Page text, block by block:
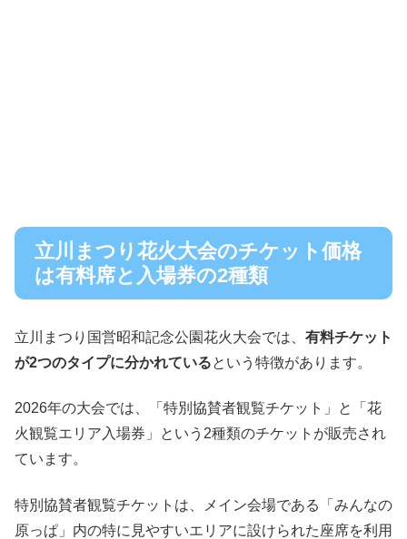
立川まつり花火大会のチケット価格
は有料席と入場券の2種類
立川まつり国営昭和記念公園花火大会では、 有料チケット
が2つのタイプに分かれているという特徴があります。
2026年の大会では、「特別協賛者観覧チケット」と「花
火観覧エリア入場券」という2種類のチケットが販売され
ています。
特別協賛者観覧チケットは、メイン会場である「みんなの
原っぱ」内の特に見やすいエリアに設けられた座席を利用